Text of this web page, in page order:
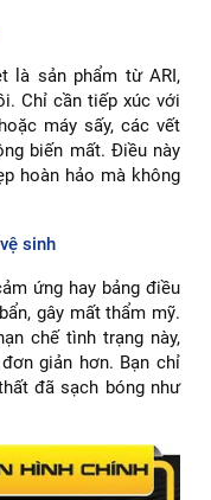
là sản phẩm từ ARI,
Chỉ cần tiếp xúc với
máy sấy, các vết
biến mất. Điều này
hoàn hảo mà không
sinh
ứng hay bảng điều
gây mất thẩm mỹ.
chế tình trạng này,
giản hơn. Bạn chỉ
đã sạch bóng như